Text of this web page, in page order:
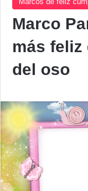
Marco
más feliz
del oso